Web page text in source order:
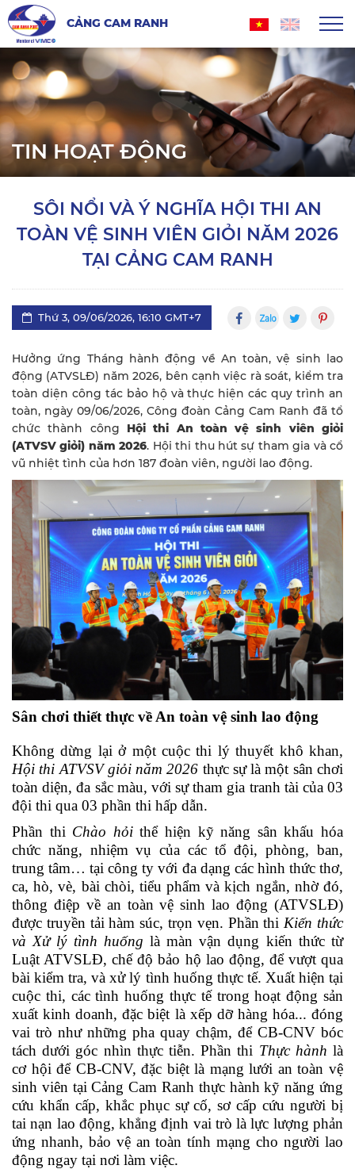
CẢNG CAM RANH
TIN HOẠT ĐỘNG
SÔI NỔI VÀ Ý NGHĨA HỘI THI AN
TOÀN VỆ SINH VIÊN GIỎI NĂM 2026
TẠI CẢNG CAM RANH
Thứ 3, 09/06/2026, 16:10 GMT+7
Hưởng ứng Tháng hành động về An toàn, vệ sinh lao
động (ATVSLĐ) năm 2026, bên cạnh việc rà soát, kiểm tra
toàn diện công tác bảo hộ và thực hiện các quy trình an
toàn, ngày 09/06/2026, Công đoàn Cảng Cam Ranh đã tổ
chức thành công Hội thi An toàn vệ sinh viên giỏi
(ATVSV giỏi) năm 2026. Hội thi thu hút sự tham gia và cổ
vũ nhiệt tình của hơn 187 đoàn viên, người lao động.
Sân chơi thiết thực về An toàn vệ sinh lao động
Không dừng lại ở một cuộc thi lý thuyết khô khan,
Hội thi ATVSV giỏi năm 2026 thực sự là một sân chơi
toàn diện, đa sắc màu, với sự tham gia tranh tài của 03
đội thi qua 03 phần thi hấp dẫn.
Phần thi Chào hỏithể hiện kỹ năng sân khấu hóa
chức năng, nhiệm vụ của các tổ đội, phòng, ban,
trung tâm… tại công ty với đa dạng các hình thức thơ,
ca, hò, vè, bài chòi, tiểu phẩm và kịch ngắn, nhờ đó,
thông điệp về an toàn vệ sinh lao động (ATVSLĐ)
được truyền tải hàm súc, trọn vẹn. Phần thi Kiến thức
và Xử lý tình huống là màn vận dụng kiến thức từ
Luật ATVSLĐ, chế độ bảo hộ lao động, để vượt qua
bài kiểm tra, và xử lý tình huống thực tế. Xuất hiện tại
cuộc thi, các tình huống thực tếtrong hoạt động sản
xuất kinh doanh, đặc biệt là xếp dỡ hàng hóa... đóng
vai trò như những pha quay chậm, để CB-CNV bóc
tách dưới góc nhìn thực tiễn.Phần thi Thực hành là
cơ hội để CB-CNV, đặc biệt là mạng lưới an toàn vệ
sinh viên tại Cảng Cam Ranh thực hành kỹ năng ứng
cứu khẩn cấp, khắc phục sự cố, sơ cấp cứu người bị
tai nạn lao động, khẳng định vai trò là lực lượng phản
ứng nhanh, bảo vệ an toàn tính mạng cho người lao
động ngay tại nơi làm việc.